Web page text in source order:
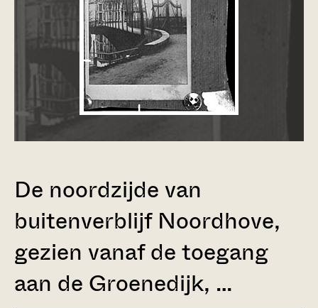
De noordzijde van
buitenverblijf Noordhove,
gezien vanaf de toegang
aan de Groenedijk, …